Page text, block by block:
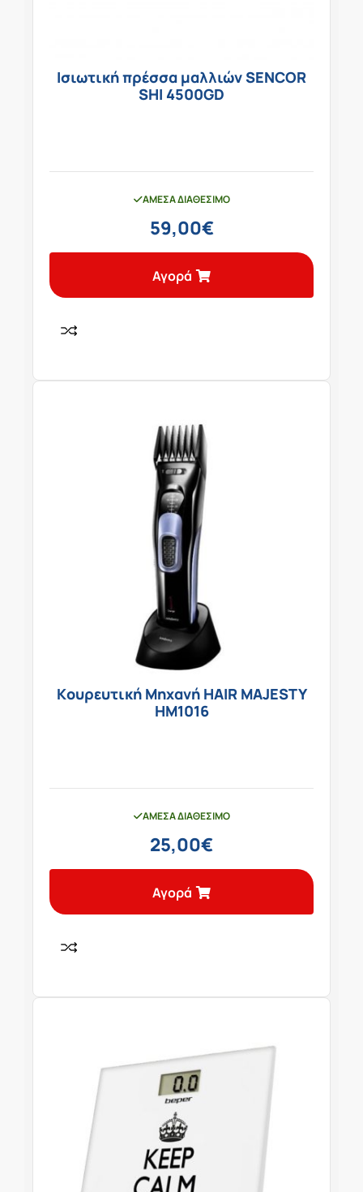
Ισιωτική πρέσσα μαλλιών SENCOR
SHI 4500GD
ΆΜΕΣΑ ΔΙΑΘΈΣΙΜΟ
59,00€
Αγορά
Kουρευτική Μηχανή HAIR MAJESTY
HM1016
ΆΜΕΣΑ ΔΙΑΘΈΣΙΜΟ
25,00€
Αγορά